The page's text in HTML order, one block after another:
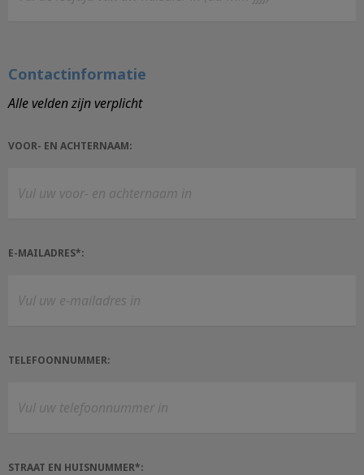
Contactinformatie
Alle velden zijn verplicht
VOOR- EN ACHTERNAAM:
E-MAILADRES*:
TELEFOONNUMMER:
STRAAT EN HUISNUMMER*: